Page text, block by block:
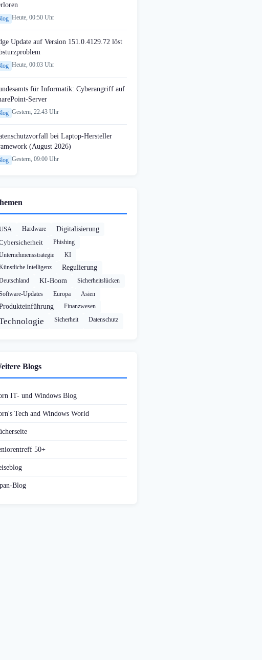
Heute, 00:50 Uhr
Update auf Version 151.0.4129.72 löst
Heute, 00:03 Uhr
für Informatik: Cyberangriff auf
Server
Gestern, 22:43 Uhr
bei Laptop-Hersteller
(August 2026)
Gestern, 09:00 Uhr
Hardware
Digitalisierung
Phishing
KI
Intelligenz
Regulierung
KI-Boom
Sicherheitslücken
Updates
Europa Asien
Finanzwesen
Sicherheit Datenschutz
Blogs
IT- und Windows Blog
Tech and Windows World
50+
Blog